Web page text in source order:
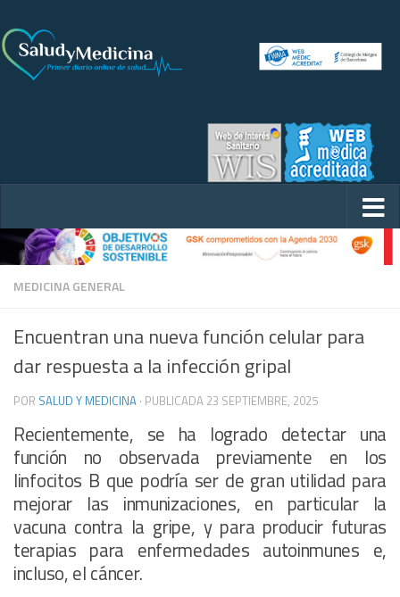
MEDICINA GENERAL
Encuentran una nueva función celular para
dar respuesta a la infección gripal
POR SALUD Y MEDICINA · PUBLICADA 23 SEPTIEMBRE, 2025
Recientemente, se ha logrado detectar una
función no observada previamente en los
linfocitos B que podría ser de gran utilidad para
mejorar las inmunizaciones, en particular la
vacuna contra la gripe, y para producir futuras
terapias para enfermedades autoinmunes e,
incluso, el cáncer.